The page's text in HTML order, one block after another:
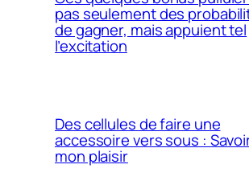
pas seulement des
de gagner, mais appuient tel
l’excitation
Des cellules de faire une
accessoire vers sous :
mon plaisir